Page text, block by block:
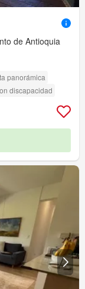
de Antioquia
panorámica
discapacidad